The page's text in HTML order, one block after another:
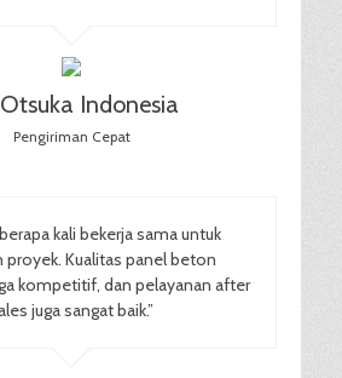
Indonesia
Pengiriman Cepat
kali bekerja sama untuk
proyek. Kualitas panel beton
kompetitif, dan pelayanan after
juga sangat baik.”